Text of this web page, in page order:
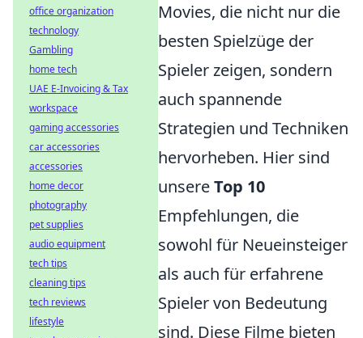
Movies, die nicht nur die
besten Spielzüge der
Spieler zeigen, sondern
auch spannende
Strategien und Techniken
hervorheben. Hier sind
unsereTop 10
Empfehlungen, die
sowohl für Neueinsteiger
als auch für erfahrene
Spieler von Bedeutung
sind. Diese Filme bieten
office organization
technology
Gambling
home tech
UAE E-Invoicing & Tax
workspace
gaming accessories
car accessories
accessories
home decor
photography
pet supplies
audio equipment
tech tips
cleaning tips
tech reviews
lifestyle